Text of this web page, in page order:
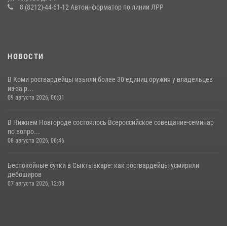
Дня Крещения Руси и Дня святого равноапостольного князя
8 (8212)-44-61-12 Автоинформатор по линии ЛРР
НОВОСТИ
В Коми росгвардейцы изъяли более 30 единиц оружия у владельцев
из-за р...
09 августа 2026, 06:01
В Нижнем Новгороде состоялось Всероссийское совещание-семинар
по вопро...
08 августа 2026, 06:46
Беспокойные сутки в Сыктывкаре: как росгвардейцы усмиряли
дебоширов
07 августа 2026, 12:03